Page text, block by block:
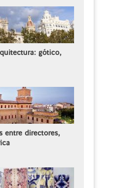
gótico,
entre directores,